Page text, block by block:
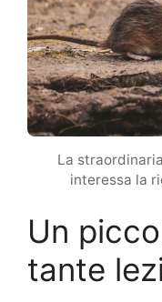
La
interessa la
Un
tante